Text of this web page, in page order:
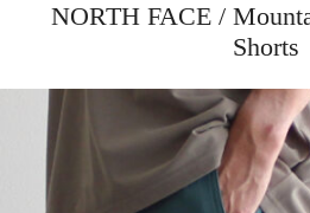
NORTH FACE /
Shorts